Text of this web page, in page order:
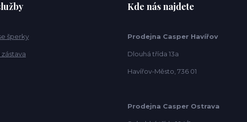
šperky
Kde nás najdete
Prodejna Casper Havířov
Dlouhá třída 13a
Havířov-Město, 736 01
Prodejna Casper Ostrava